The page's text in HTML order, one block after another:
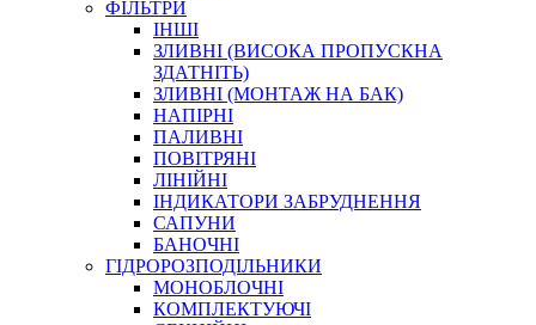
САДОВИЙ ІНВЕНТАР
ЕЛЕКТРИЧНІ ПРИЛАДИ
ПАЛЬНИКИ, ПАЯЛЬНИКИ, ПАЯЛЬНІ ЛАМПИ
ІНСТРУМЕНТИ ДЛЯ ЕЛЕКТРИКА
ЕЛЕКТРОІНСТРУМЕНТИ
ЗАМКИ І КОМПЛЕКТУЮЧІ
ІНСТРУМЕНТИ ДЛЯ ЗВАРЮВАННЯ, АКСЕСУАРИ
ФІЛЬТРИ
ІНШІ
ЗЛИВНІ (ВИСОКА ПРОПУСКНА
ЗДАТНІТЬ)
ЗЛИВНІ (МОНТАЖ НА БАК)
НАПІРНІ
ПАЛИВНІ
ПОВІТРЯНІ
ЛІНІЙНІ
ІНДИКАТОРИ ЗАБРУДНЕННЯ
САПУНИ
БАНОЧНІ
ГІДРОРОЗПОДІЛЬНИКИ
МОНОБЛОЧНІ
КОМПЛЕКТУЮЧІ